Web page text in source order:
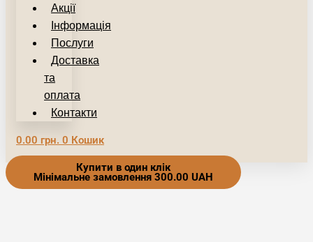
Акції
Інформація
Послуги
Доставка
та
оплата
Контакти
0.00 грн. 0 Кошик
Купити в один клік
Мінімальне замовлення 300.00 UAH